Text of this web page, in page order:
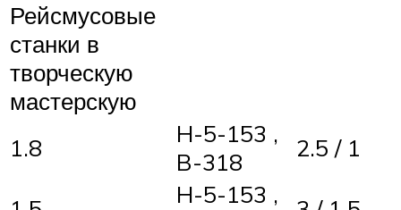
Рейсмусовые
станки в
творческую
мастерскую
1.8
H-5-153 ,
B-318
2.5 / 1
H-5-153 ,